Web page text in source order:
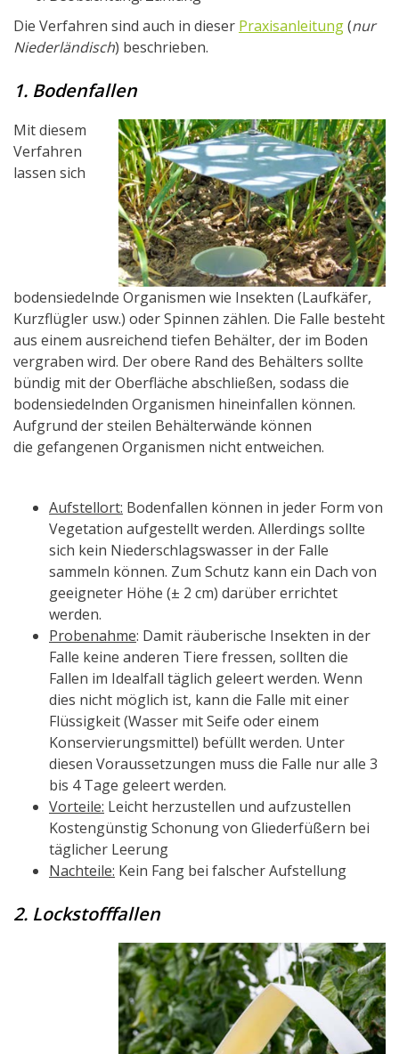
Die Verfahren sind auch in dieser Praxisanleitung(nur
Niederländisch) beschrieben.
1. Bodenfallen
Mit diesem
Verfahren
lassen sich
bodensiedelnde Organismen wie Insekten (Laufkäfer,
Kurzflügler usw.) oder Spinnen zählen. Die Falle besteht
aus einem ausreichend tiefen Behälter, der im Boden
vergraben wird. Der obere Rand des Behälters sollte
bündig mit der Oberfläche abschließen, sodass die
bodensiedelnden Organismen hineinfallen können.
Aufgrund der steilen Behälterwände können
die gefangenen Organismen nicht entweichen.
Aufstellort: Bodenfallen können in jeder Form von
Vegetation aufgestellt werden. Allerdings sollte
sich kein Niederschlagswasser in der Falle
sammeln können. Zum Schutz kann ein Dach von
geeigneter Höhe (± 2 cm) darüber errichtet
werden.
Probenahme: Damit räuberische Insekten in der
Falle keine anderen Tiere fressen, sollten die
Fallen im Idealfall täglich geleert werden. Wenn
dies nicht möglich ist, kann die Falle mit einer
Flüssigkeit (Wasser mit Seife oder einem
Konservierungsmittel) befüllt werden. Unter
diesen Voraussetzungen muss die Falle nur alle 3
bis 4 Tage geleert werden.
Vorteile: Leicht herzustellen und aufzustellen
Kostengünstig Schonung von Gliederfüßern bei
täglicher Leerung
Nachteile: Kein Fang bei falscher Aufstellung
2. Lockstofffallen